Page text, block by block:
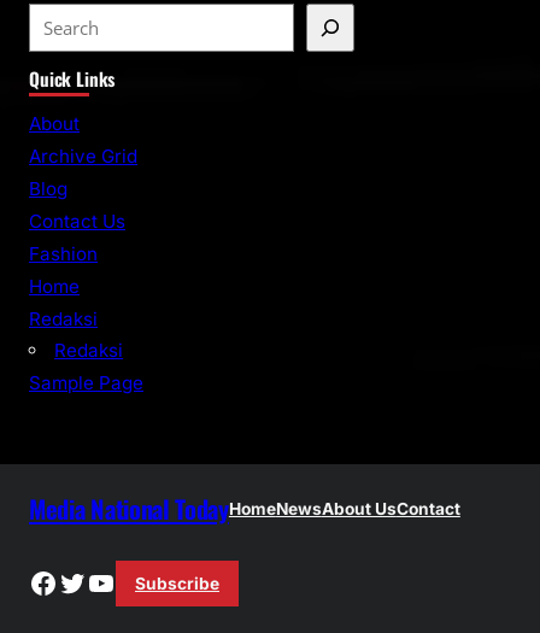
e
a
r
Quick Links
About
Archive Grid
Blog
Contact Us
Fashion
Home
Redaksi
Redaksi
Sample Page
Media National TodayHomeNewsAbout UsContact
Facebook
Twitter
YouTube
Subscribe